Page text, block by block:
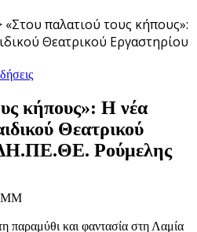
«Στου παλατιού τους κήπους»:
Θεατρικού Εργαστηρίου
κήπους»: Η νέα
Θεατρικού
Ρούμελης
ΜΜ